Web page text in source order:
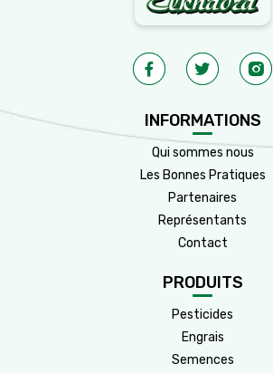
INFORMATIONS
Qui sommes nous
Les Bonnes Pratiques
Partenaires
Représentants
Contact
PRODUITS
Pesticides
Engrais
Semences